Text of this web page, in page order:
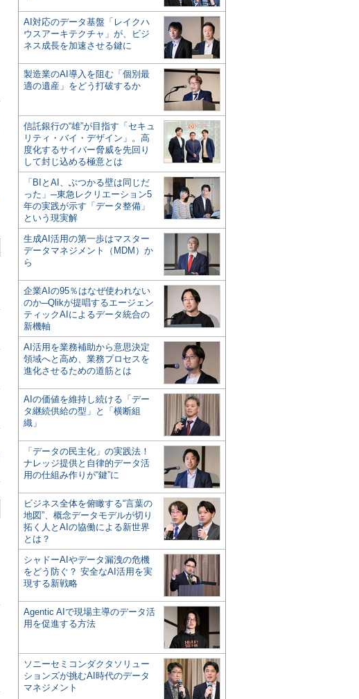
AI対応のデータ基盤「レイクハ
ウスアーキテクチャ」が、ビジ
ネス成長を加速させる鍵に
製造業のAI導入を阻む「個別最
適の遺産」をどう打破するか
信託銀行の“雄”が目指す「セキュ
リティ・バイ・デザイン」。高
度化するサイバー脅威を先回り
して封じ込める極意とは
「BIとAI、ぶつかる壁は同じだ
った」─東急レクリエーション5
年の実践が示す「データ整備」
という現実解
生成AI活用の第一歩はマスター
データマネジメント（MDM）か
ら
企業AIの95％はなぜ使われない
のか─Qlikが提唱するエージェン
ティックAIによるデータ統合の
新機軸
AI活用を業務補助から意思決定
領域へと高め、業務プロセスを
進化させるための道筋とは
AIの価値を維持し続ける「デー
タ継続供給の型」と「横断組
織」
「データの民主化」の実践法！
ナレッジ提供と自律的データ活
用の仕組み作りが“鍵”に
ビジネス全体を俯瞰する“言葉の
地図”、概念データモデルが切り
拓く人とAIの協働による新世界
とは？
シャドーAIやデータ漏洩の危機
をどう防ぐ？ 安全なAI活用を実
現する新戦略
Agentic AIで現場主導のデータ活
用を促進する方法
ソニーセミコンダクタソリュー
ションズが挑むAI時代のデータ
マネジメント